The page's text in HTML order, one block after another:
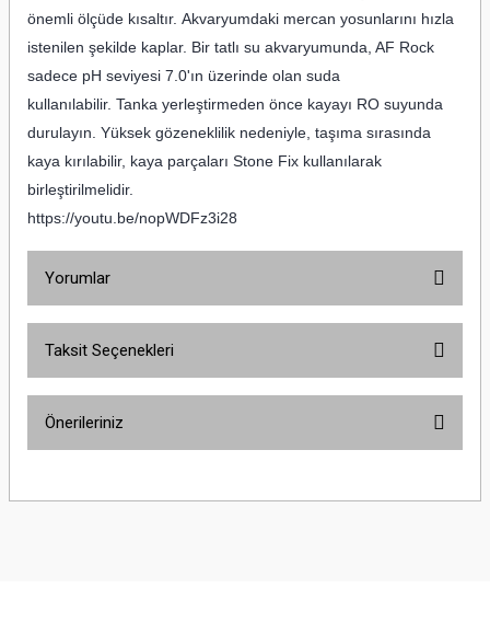
önemli ölçüde kısaltır. Akvaryumdaki mercan yosunlarını hızla
istenilen şekilde kaplar. Bir tatlı su akvaryumunda, AF Rock
sadece pH seviyesi 7.0'ın üzerinde olan suda
kullanılabilir. Tanka yerleştirmeden önce kayayı RO suyunda
durulayın. Yüksek gözeneklilik nedeniyle, taşıma sırasında
kaya kırılabilir, kaya parçaları Stone Fix kullanılarak
birleştirilmelidir.
https://youtu.be/nopWDFz3i28
Yorumlar
Taksit Seçenekleri
Önerileriniz
yetersiz gördüğünüz noktaları öneri formunu kullanarak tarafımıza